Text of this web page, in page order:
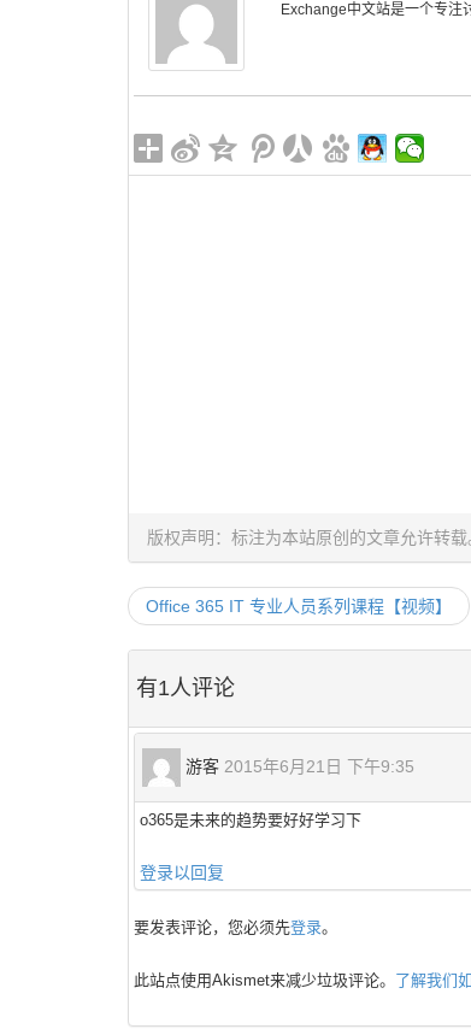
Exchange中文站是一个专注
版权声明：标注为本站原创的文章允许转
Office 365 IT 专业人员系列课程【视频】
有1人评论
游客 2015年6月21日 下午9:35
o365是未来的趋势要好好学习下
登录以回复
要发表评论，您必须先登录。
此站点使用Akismet来减少垃圾评论。 了解我们